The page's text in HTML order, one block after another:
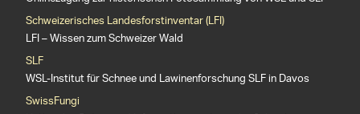
Schweizerisches Landesforstinventar (LFI)
LFI – Wissen zum Schweizer Wald
SLF
WSL-Institut für Schnee und Lawinenforschung SLF in Davos
SwissFungi